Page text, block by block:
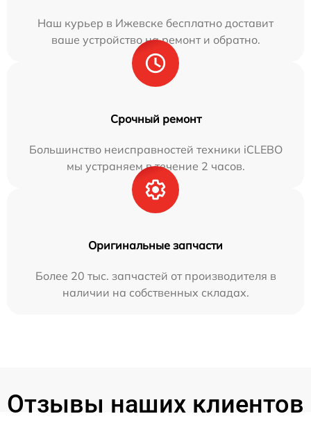
Наш курьер в Ижевске бесплатно доставит
ваше устройство на ремонт и обратно.
Срочный ремонт
Большинство неисправностей техники iCLEBO
мы устраняем в течение 2 часов.
Оригинальные запчасти
Более 20 тыс. запчастей от производителя в
наличии на собственных складах.
Отзывы наших клиентов